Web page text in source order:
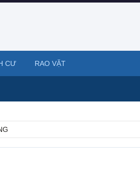
CƯ RAO VẶT